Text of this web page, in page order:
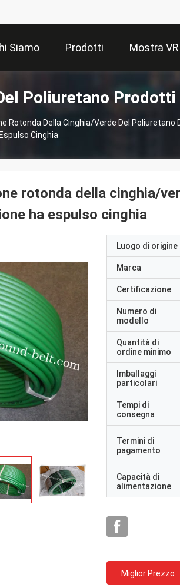
Siamo Prodotti Mostra VR
Poliuretano Prodotti
Rotonda Della Cinghia/verde Del Poliuretano
Cinghia
rotonda della cinghia/
ha espulso cinghia
Luogo di origine
Marca
Certificazione
Numero di
modello
Quantità di
ordine minimo
Imballaggi
particolari
Tempi di
consegna
Termini di
pagamento
Capacità di
alimentazione
Miglior Prezzo